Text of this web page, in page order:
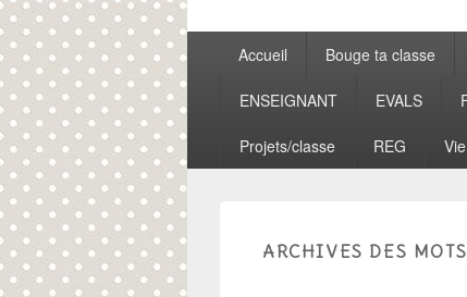
MenuAccueil Bouge ta classe
ENSEIGNANT EVALS
Projets/classe REG
ARCHIVES DES